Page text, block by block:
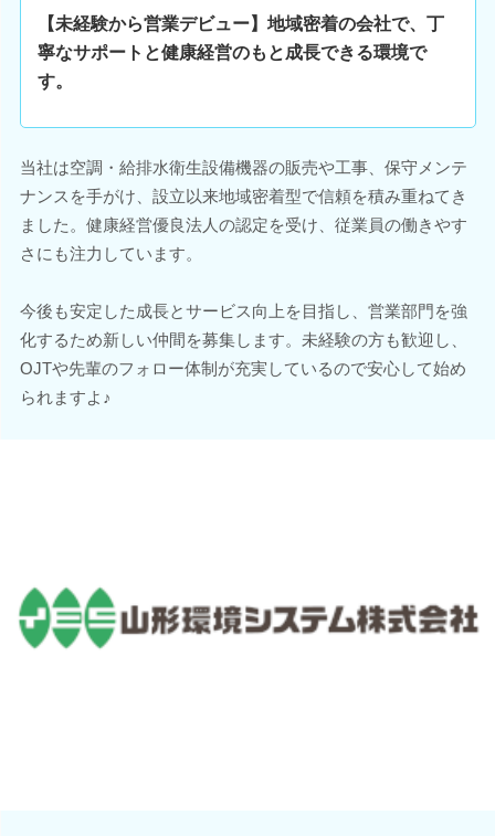
【未経験から営業デビュー】地域密着の会社で、丁
寧なサポートと健康経営のもと成長できる環境で
す。
当社は空調・給排水衛生設備機器の販売や工事、保守メンテ
ナンスを手がけ、設立以来地域密着型で信頼を積み重ねてき
ました。健康経営優良法人の認定を受け、従業員の働きやす
さにも注力しています。
今後も安定した成長とサービス向上を目指し、営業部門を強
化するため新しい仲間を募集します。未経験の方も歓迎し、
OJTや先輩のフォロー体制が充実しているので安心して始め
られますよ♪